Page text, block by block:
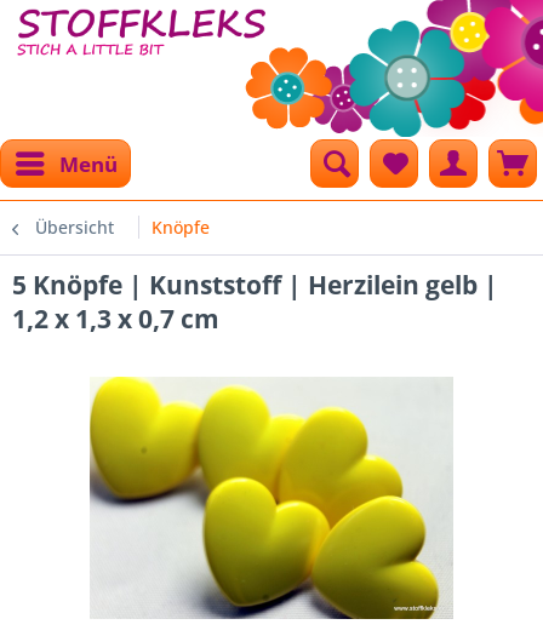
Menü
Übersicht Knöpfe
5 Knöpfe | Kunststoff | Herzilein gelb |
1,2 x 1,3 x 0,7 cm